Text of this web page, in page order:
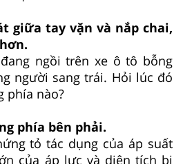
giữa tay vặn và nắp chai,
ngồi trên xe ô tô bỗng
người sang trái. Hỏi lúc đó
phía nào?
phía bên phải.
tỏ tác dụng của áp suất
của áp lực và diện tích bị